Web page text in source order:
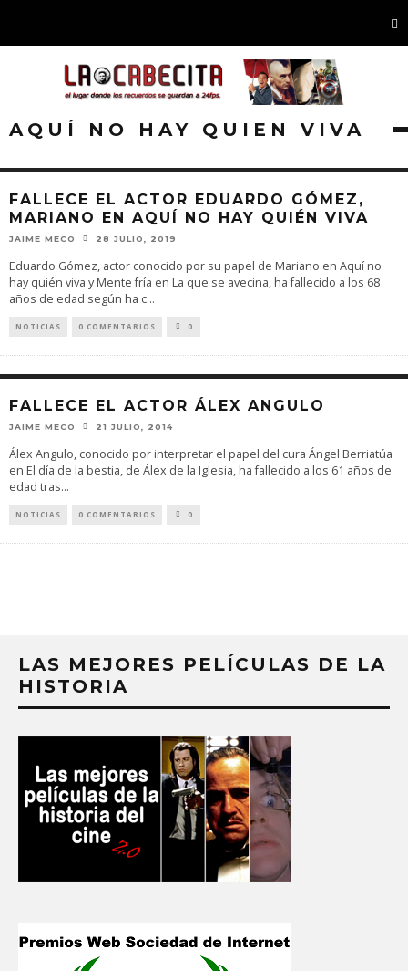
AQUÍ NO HAY QUIEN VIVA
FALLECE EL ACTOR EDUARDO GÓMEZ,
MARIANO EN AQUÍ NO HAY QUIÉN VIVA
JAIME MECO 28 JULIO, 2019
Eduardo Gómez, actor conocido por su papel de Mariano en Aquí no
hay quién viva y Mente fría en La que se avecina, ha fallecido a los 68
años de edad según ha c...
NOTICIAS 0 COMENTARIOS 0
FALLECE EL ACTOR ÁLEX ANGULO
JAIME MECO 21 JULIO, 2014
Álex Angulo, conocido por interpretar el papel del cura Ángel Berriatúa
en El día de la bestia, de Álex de la Iglesia, ha fallecido a los 61 años de
edad tras...
NOTICIAS 0 COMENTARIOS 0
LAS MEJORES PELÍCULAS DE LA
HISTORIA